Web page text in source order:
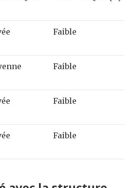
Faible
Faible
Faible
Faible